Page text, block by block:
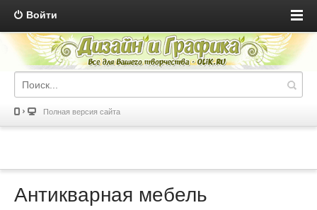
Войти
Полная версия сайта
Антикварная мебель